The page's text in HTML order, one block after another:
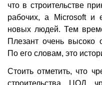
что в строительстве
рабочих, а Microsoft и
новых людей. Тем
Плезант очень высоко
По его словам, это
Стоить отметить, что
строительства ЦОД